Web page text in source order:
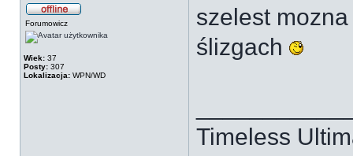
Forumowicz
Wiek: 37
Posty: 307
Lokalizacja: WPN/WD
szelest
ślizgach
Timeless